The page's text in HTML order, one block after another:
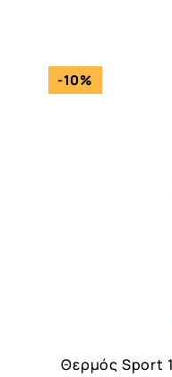
Θερμός Sport
-10%